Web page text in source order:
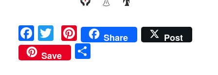
F
a
c
T
w
it
Pi
n
te
Share
Post
Save